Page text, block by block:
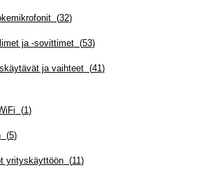
(32)
ja -sovittimet(53)
ja vaihteet(41)
(1)
(5)
yrityskäyttöön(11)